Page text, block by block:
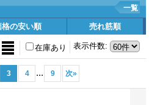
一覧
格の安い順 売れ筋順
表示件数:
在庫あり
3 4 ... 9 次»